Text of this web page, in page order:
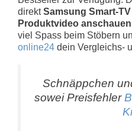
direktSamsung Smart-
Produktvideo
viel Spass beim Stöbern
online24 dein Vergleichs-
Schnäppchen
sowei Preisfehler